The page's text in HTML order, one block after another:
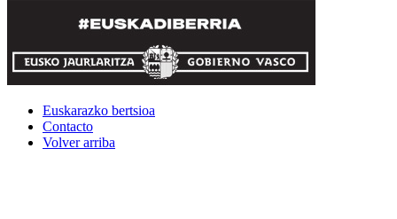
Euskarazko bertsioa
Contacto
Volver arriba